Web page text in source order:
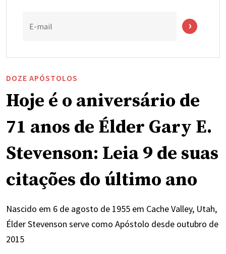
E-mail
DOZE APÓSTOLOS
Hoje é o aniversário de
71 anos de Élder Gary E.
Stevenson: Leia 9 de suas
citações do último ano
Nascido em 6 de agosto de 1955 em Cache Valley, Utah,
Élder Stevenson serve como Apóstolo desde outubro de
2015